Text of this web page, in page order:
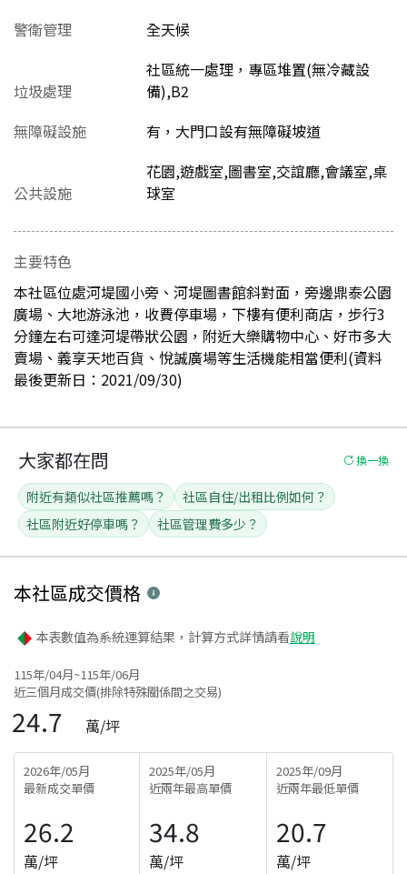
警衛管理
全天候
垃圾處理
社區統一處理，專區堆置(無冷藏設
備),B2
無障礙設施
有，大門口設有無障礙坡道
公共設施
花園,遊戲室,圖書室,交誼廳,會議室,桌
球室
主要特色
本社區位處河堤國小旁、河堤圖書館斜對面，旁邊鼎泰公園
廣場、大地游泳池，收費停車場，下樓有便利商店，步行3
分鐘左右可達河堤帶狀公園，附近大樂購物中心、好市多大
賣場、義享天地百貨、悅誠廣場等生活機能相當便利(資料
最後更新日：2021/09/30)
大家都在問 換一換
附近有類似社區推薦嗎？
社區自住/出租比例如何？
社區附近好停車嗎？
社區管理費多少？
本社區成交價格
本表數值為系統運算結果，計算方式詳情請看說明
115年/04月~115年/06月
近三個月成交價(排除特殊關係間之交易)
24.7 萬/坪
2026年/05月
最新成交單價
26.2
萬/坪
2025年/05月
近兩年最高單價
34.8
萬/坪
2025年/09月
近兩年最低單價
20.7
萬/坪